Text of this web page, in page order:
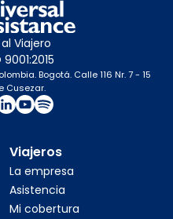
Viajero
Bogotá. Calle 116 Nr. 7 - 15
Cusezar.
Viajeros
La empresa
Asistencia
Mi cobertura